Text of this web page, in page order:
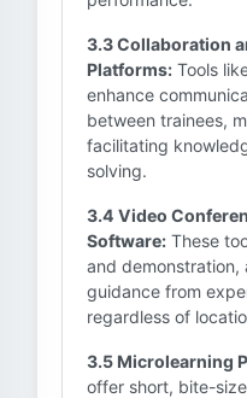
3.3 Collaboration
Platforms: Tools
enhance
between trainees,
facilitating
solving.
3.4 Video
Software: These
and demonstration,
guidance from
regardless of
3.5 Microlearning
offer short, bite-